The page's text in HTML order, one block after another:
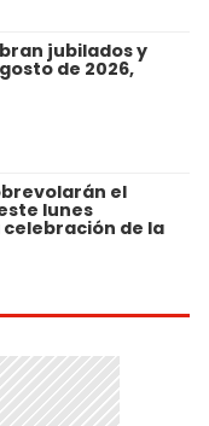
jubilados y
de 2026,
el
lunes
de la